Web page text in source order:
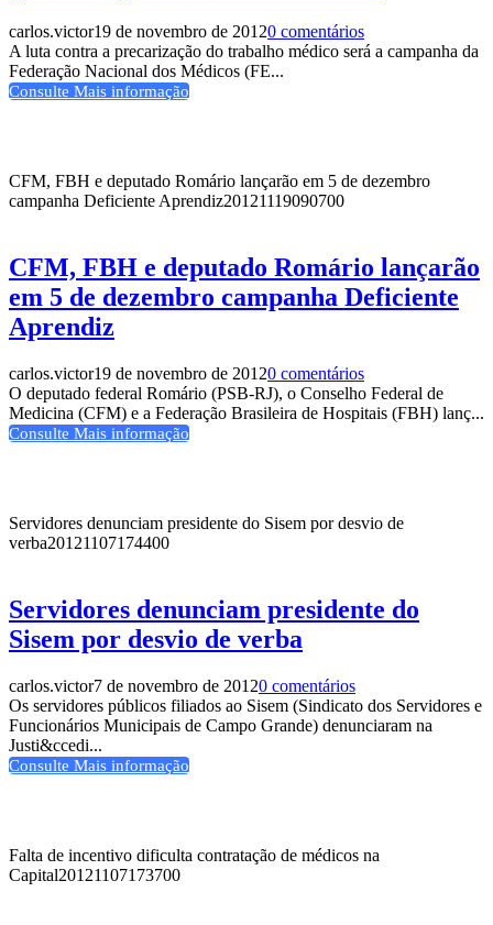
carlos.victor19 de novembro de 20120 comentários
A luta contra a precarização do trabalho médico será a campanha da
Federação Nacional dos Médicos (FE...
Consulte Mais informação
CFM, FBH e deputado Romário lançarão em 5 de dezembro
campanha Deficiente Aprendiz20121119090700
CFM, FBH e deputado Romário lançarão
em 5 de dezembro campanha Deficiente
Aprendiz
carlos.victor19 de novembro de 20120 comentários
O deputado federal Romário (PSB-RJ), o Conselho Federal de
Medicina (CFM) e a Federação Brasileira de Hospitais (FBH) lanç...
Consulte Mais informação
Servidores denunciam presidente do Sisem por desvio de
verba20121107174400
Servidores denunciam presidente do
Sisem por desvio de verba
carlos.victor7 de novembro de 20120 comentários
Os servidores públicos filiados ao Sisem (Sindicato dos Servidores e
Funcionários Municipais de Campo Grande) denunciaram na
Justi&ccedi...
Consulte Mais informação
Falta de incentivo dificulta contratação de médicos na
Capital20121107173700